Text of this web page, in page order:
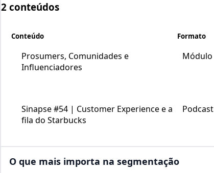
2 conteúdos
Conteúdo Formato
Prosumers, Comunidades e
Influenciadores
Módulo
Sinapse #54 | Customer Experience e a
fila do Starbucks
Podcast
O que mais importa na segmentação